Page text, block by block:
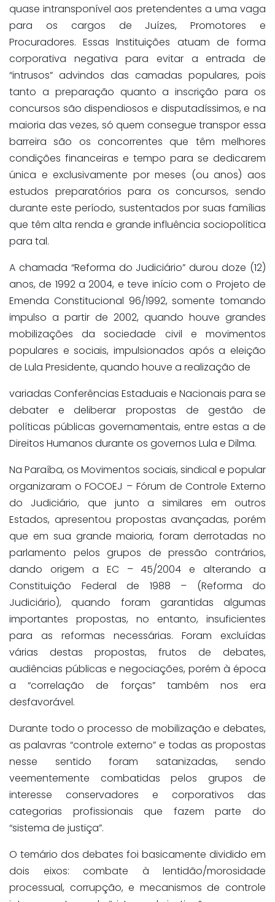
quase intransponível aos pretendentes a uma vaga
para os cargos de Juízes, Promotores e
Procuradores. Essas Instituições atuam de forma
corporativa negativa para evitar a entrada de
“intrusos” advindos das camadas populares, pois
tanto a preparação quanto a inscrição para os
concursos são dispendiosos e disputadíssimos, e na
maioria das vezes, só quem consegue transpor essa
barreira são os concorrentes que têm melhores
condições financeiras e tempo para se dedicarem
única e exclusivamente por meses (ou anos) aos
estudos preparatórios para os concursos, sendo
durante este período, sustentados por suas famílias
que têm alta renda e grande influência sociopolítica
para tal.
A chamada “Reforma do Judiciário” durou doze (12)
anos, de 1992 a 2004, e teve início com o Projeto de
Emenda Constitucional 96/1992, somente tomando
impulso a partir de 2002, quando houve grandes
mobilizações da sociedade civil e movimentos
populares e sociais, impulsionados após a eleição
de Lula Presidente, quando houve a realização de
variadas Conferências Estaduais e Nacionais para se
debater e deliberar propostas de gestão de
políticas públicas governamentais, entre estas a de
Direitos Humanos durante os governos Lula e Dilma.
Na Paraíba, os Movimentos sociais, sindical e popular
organizaram o FOCOEJ – Fórum de Controle Externo
do Judiciário, que junto a similares em outros
Estados, apresentou propostas avançadas, porém
que em sua grande maioria, foram derrotadas no
parlamento pelos grupos de pressão contrários,
dando origem a EC – 45/2004 e alterando a
Constituição Federal de 1988 – (Reforma do
Judiciário), quando foram garantidas algumas
importantes propostas, no entanto, insuficientes
para as reformas necessárias. Foram excluídas
várias destas propostas, frutos de debates,
audiências públicas e negociações, porém à época
a “correlação de forças” também nos era
desfavorável.
Durante todo o processo de mobilização e debates,
as palavras “controle externo” e todas as propostas
nesse sentido foram satanizadas, sendo
veementemente combatidas pelos grupos de
interesse conservadores e corporativos das
categorias profissionais que fazem parte do
“sistema de justiça”.
O temário dos debates foi basicamente dividido em
dois eixos: combate à lentidão/morosidade
processual, corrupção, e mecanismos de controle